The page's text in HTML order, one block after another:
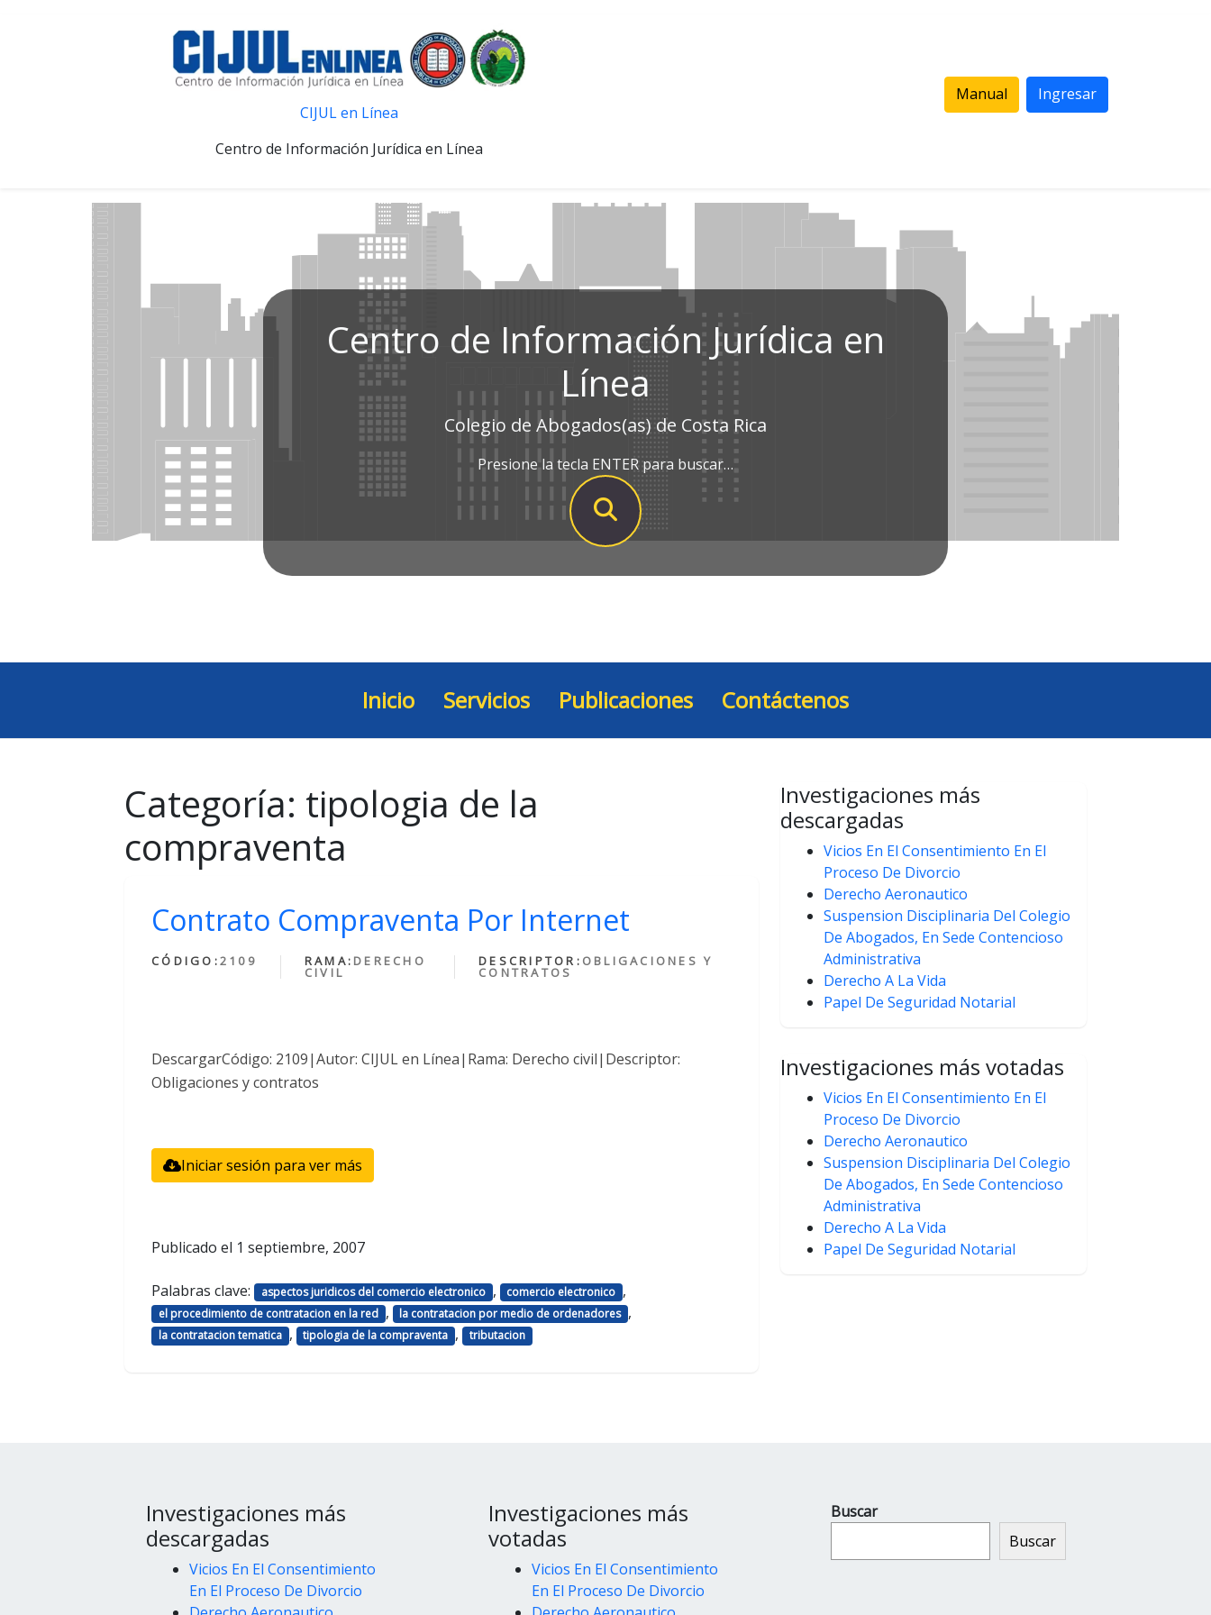
CIJUL en Línea
Centro de Información Jurídica en Línea
Manual Ingresar
Centro de Información Jurídica en
Línea
Colegio de Abogados(as) de Costa Rica
Presione la tecla ENTER para buscar…
Inicio Servicios Publicaciones Contáctenos
Categoría: tipologia de la
compraventa
Contrato Compraventa Por Internet
CÓDIGO:2109 RAMA: DERECHO
CIVIL
DESCRIPTOR: OBLIGACIONES Y
CONTRATOS
DescargarCódigo: 2109|Autor: CIJUL en Línea|Rama: Derecho civil|Descriptor:
Obligaciones y contratos
Iniciar sesión para ver más
Publicado el 1 septiembre, 2007
Palabras clave: aspectos juridicos del comercio electronico , comercio electronico ,
el procedimiento de contratacion en la red , la contratacion por medio de ordenadores ,
la contratacion tematica , tipologia de la compraventa , tributacion
Investigaciones más
descargadas
Vicios En El Consentimiento En El
Proceso De Divorcio
Derecho Aeronautico
Suspension Disciplinaria Del Colegio
De Abogados, En Sede Contencioso
Administrativa
Derecho A La Vida
Papel De Seguridad Notarial
Investigaciones más votadas
Vicios En El Consentimiento En El
Proceso De Divorcio
Derecho Aeronautico
Suspension Disciplinaria Del Colegio
De Abogados, En Sede Contencioso
Administrativa
Derecho A La Vida
Papel De Seguridad Notarial
Investigaciones más
descargadas
Vicios En El Consentimiento
En El Proceso De Divorcio
Investigaciones más
votadas
Vicios En El Consentimiento
En El Proceso De Divorcio
Buscar
Buscar